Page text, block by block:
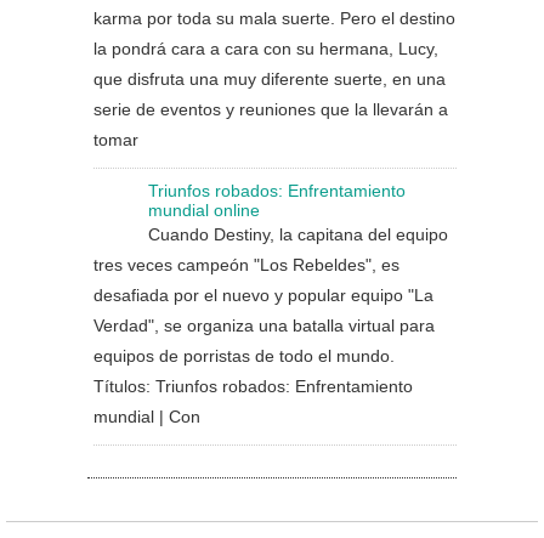
karma por toda su mala suerte. Pero el destino
la pondrá cara a cara con su hermana, Lucy,
que disfruta una muy diferente suerte, en una
serie de eventos y reuniones que la llevarán a
tomar
Triunfos robados: Enfrentamiento
mundial online
Cuando Destiny, la capitana del equipo
tres veces campeón "Los Rebeldes", es
desafiada por el nuevo y popular equipo "La
Verdad", se organiza una batalla virtual para
equipos de porristas de todo el mundo.
Títulos: Triunfos robados: Enfrentamiento
mundial | Con